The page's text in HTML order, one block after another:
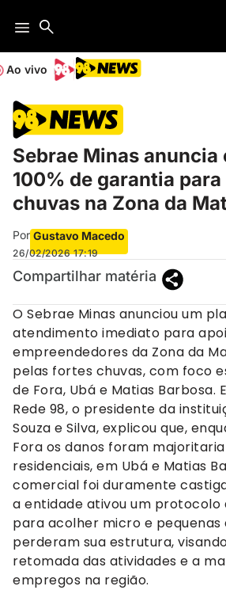
Ao vivo
Sebrae Minas
100% de garantia
chuvas na Zona da
Por Gustavo Macedo
26/02/2026 17:19
Compartilhar matéria
O Sebrae Minas anunciou um
atendimento imediato para
empreendedores da Zona da
pelas fortes chuvas, com foco
de Fora, Ubá e Matias Barbosa.
Rede 98, o presidente da
Souza e Silva, explicou que,
Fora os danos foram
residenciais, em Ubá e Matias
comercial foi duramente
a entidade ativou um protocolo
para acolher micro e pequenas
perderam sua estrutura,
retomada das atividades e a
empregos na região.